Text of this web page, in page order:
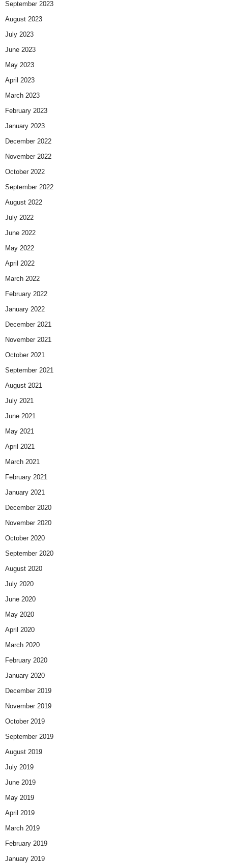
September 2023
August 2023
July 2023
June 2023
May 2023
April 2023
March 2023
February 2023
January 2023
December 2022
November 2022
October 2022
September 2022
August 2022
July 2022
June 2022
May 2022
April 2022
March 2022
February 2022
January 2022
December 2021
November 2021
October 2021
September 2021
August 2021
July 2021
June 2021
May 2021
April 2021
March 2021
February 2021
January 2021
December 2020
November 2020
October 2020
September 2020
August 2020
July 2020
June 2020
May 2020
April 2020
March 2020
February 2020
January 2020
December 2019
November 2019
October 2019
September 2019
August 2019
July 2019
June 2019
May 2019
April 2019
March 2019
February 2019
January 2019